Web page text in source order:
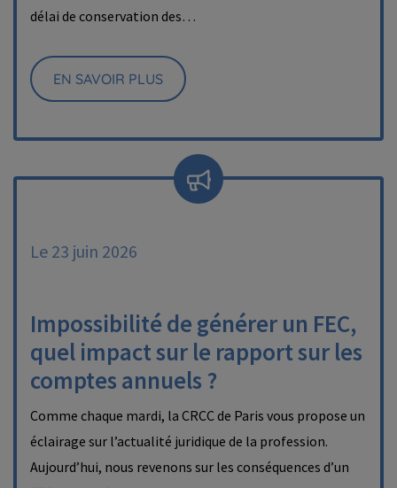
délai de conservation des…
EN SAVOIR PLUS
Le 23 juin 2026
Impossibilité de générer un FEC,
quel impact sur le rapport sur les
comptes annuels ?
Comme chaque mardi, la CRCC de Paris vous propose un
éclairage sur l’actualité juridique de la profession.
Aujourd’hui, nous revenons sur les conséquences d’un